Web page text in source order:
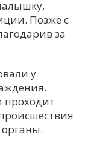
Позже с
за
у
проходит